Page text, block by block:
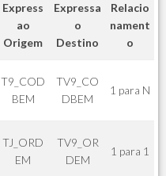
Express
ao
Origem
Expressa
o
Destino
Relacio
nament
o
T9_COD
BEM
TV9_CO
DBEM
1 para N
TJ_ORD
EM
TV9_OR
DEM
1 para 1